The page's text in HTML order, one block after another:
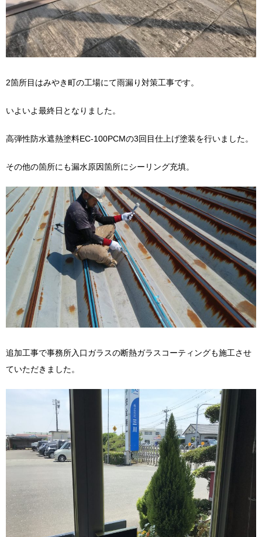
2箇所目はみやき町の工場にて雨漏り対策工事です。
いよいよ最終日となりました。
高弾性防水遮熱塗料EC-100PCMの3回目仕上げ塗装を行いました。
その他の箇所にも漏水原因箇所にシーリング充填。
追加工事で事務所入口ガラスの断熱ガラスコーティングも施工させ
ていただきました。